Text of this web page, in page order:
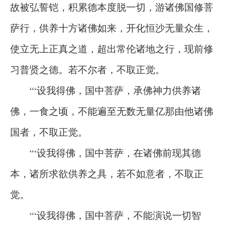
故被弘誓铠，积累德本度脱一切，游诸佛国修菩
萨行，供养十方诸佛如来，开化恒沙无量众生，
使立无上正真之道，超出常伦诸地之行，现前修
习普贤之德。若不尔者，不取正觉。
“‘设我得佛，国中菩萨，承佛神力供养诸
佛，一食之顷，不能遍至无数无量亿那由他诸佛
国者，不取正觉。
“‘设我得佛，国中菩萨，在诸佛前现其德
本，诸所求欲供养之具，若不如意者，不取正
觉。
“‘设我得佛，国中菩萨，不能演说一切智